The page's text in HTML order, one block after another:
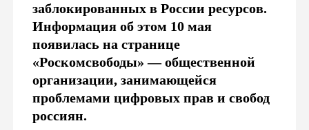
заблокированных в России ресурсов.
Информация об этом 10 мая
появилась на странице
«Роскомсвободы» — общественной
организации, занимающейся
проблемами цифровых прав и свобод
россиян.